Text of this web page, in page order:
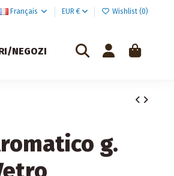
Français EUR € Wishlist (0)
NEGOZI
g.